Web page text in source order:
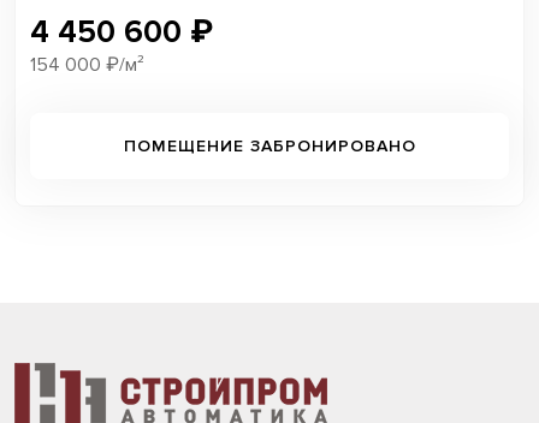
4 450 600 ₽
154 000 ₽/м²
ПОМЕЩЕНИЕ ЗАБРОНИРОВАНО